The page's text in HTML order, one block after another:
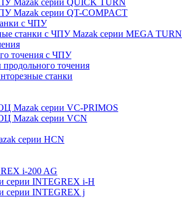
Mazak серии QT-COMPACT
с ЧПУ
станки с ЧПУ Mazak серии MEGA TURN
точения с ЧПУ
точения
станки
Mazak серии VC-PRIMOS
Mazak серии VCN
серии HCN
i-200 AG
серии INTEGREX i-H
серии INTEGREX j